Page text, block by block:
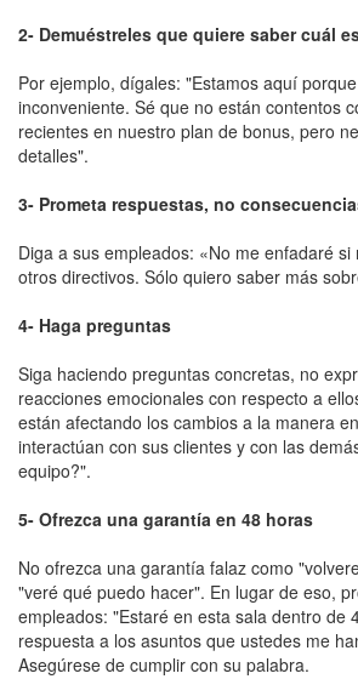
2- Demuéstreles que quiere saber cuál
Por ejemplo, dígales: "Estamos aquí
inconveniente. Sé que no están contentos
recientes en nuestro plan de bonus, pero
detalles".
3- Prometa respuestas, no
Diga a sus empleados: «No me enfadaré
otros directivos. Sólo quiero saber más
4- Haga preguntas
Siga haciendo preguntas concretas, no
reacciones emocionales con respecto a
están afectando los cambios a la manera
interactúan con sus clientes y con las
equipo?".
5- Ofrezca una garantía en 48 horas
No ofrezca una garantía falaz como
"veré qué puedo hacer". En lugar de eso,
empleados: "Estaré en esta sala dentro de
respuesta a los asuntos que ustedes me
Asegúrese de cumplir con su palabra.